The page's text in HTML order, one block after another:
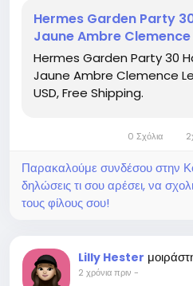
Hermes Garden Party
Jaune Ambre
Hermes Garden Party 30
Jaune Ambre Clemence
USD, Free Shipping.
0 Σχόλια
Παρακαλούμε συνδέσου στην
δηλώσεις τι σου αρέσει, να
τους φίλους σου!
Lilly Hester
2 χρόνια πριν -